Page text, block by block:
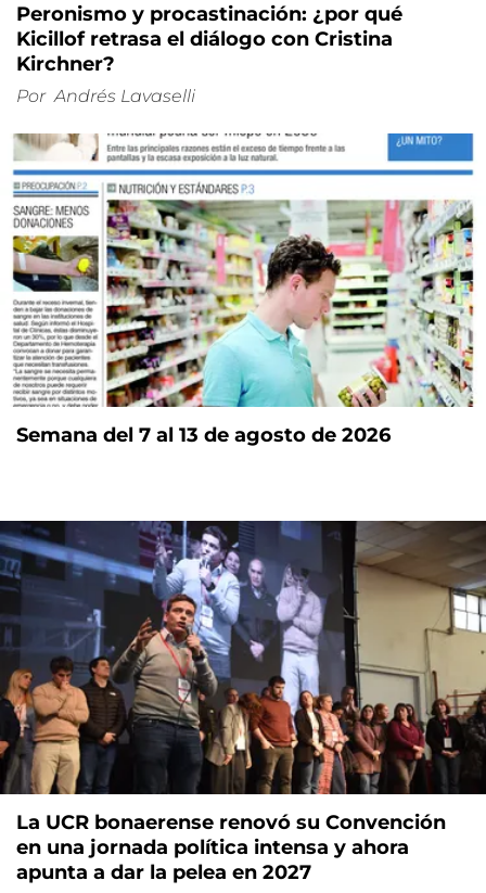
Peronismo y procastinación: ¿por qué
Kicillof retrasa el diálogo con Cristina
Kirchner?
Por Andrés Lavaselli
Semana del 7 al 13 de agosto de 2026
La UCR bonaerense renovó su Convención
en una jornada política intensa y ahora
apunta a dar la pelea en 2027